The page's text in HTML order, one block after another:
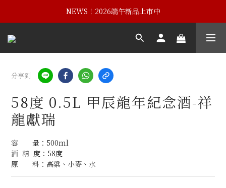
NEWS！黃埔建校102週年紀念酒
NEWS！2026端午新品上市中
NEWS！黃埔建校102週年紀念酒
分享到
58度 0.5L 甲辰龍年紀念酒-祥
龍獻瑞
容　　量：500ml
酒  精  度：58度
原　　料：高粱、小麥、水